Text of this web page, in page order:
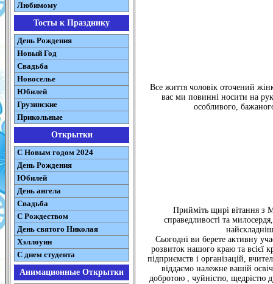
Любимому
Тосты к Празднику
День Рождения
Новый Год
Свадьба
Новоселье
Юбилей
Грузинские
Прикольные
Открытки
С Новым годом 2024
День Рождения
Юбилей
День ангела
Свадьба
С Рождеством
День святого Николая
Хэллоуин
С днем студента
Анимационные Открытки
Все життя чоловік оточений
вас ми повинні носити на
особливого,
Прийміть щирі вітання з
справедливості та
Сьогодні ви берете активну
розвиток нашого краю та всієї
підприємств і організацій,
віддаємо належне вашій
добротою , чуйністю, щедрістю